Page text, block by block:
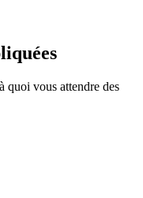
quoi vous attendre des